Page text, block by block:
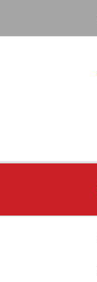
περιεχόμενο